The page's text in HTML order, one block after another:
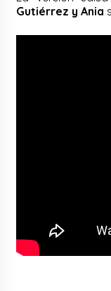
Gutiérrez y Ania